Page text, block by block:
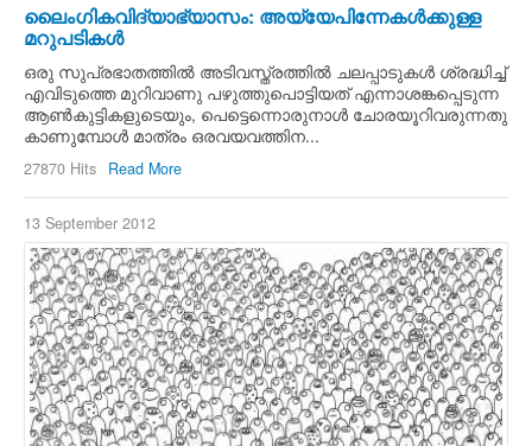
ലൈംഗികവിദ്യാഭ്യാസം: അയ്യേപിന്നേകള്‍ക്കുള്ള
മറുപടികള്‍
ഒരു സുപ്രഭാതത്തില്‍ അടിവസ്ത്രത്തില്‍ ചലപ്പാടുകള്‍ ശ്രദ്ധിച്ച്
എവിടുത്തെ മുറിവാണു പഴുത്തുപൊട്ടിയത് എന്നാശങ്കപ്പെടുന്ന
ആണ്‍കുട്ടികളുടെയും, പെട്ടെന്നൊരുനാള്‍ ചോരയൂറിവരുന്നതു
കാണുമ്പോള്‍ മാത്രം ഒരവയവത്തിന...
27870 Hits Read More
13 September 2012